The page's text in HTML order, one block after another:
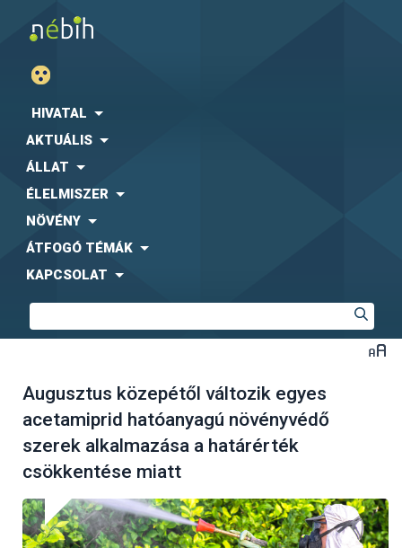
HIVATAL
AKTUÁLIS
ÁLLAT
ÉLELMISZER
NÖVÉNY
ÁTFOGÓ TÉMÁK
KAPCSOLAT
Augusztus közepétől változik egyes
acetamiprid hatóanyagú növényvédő
szerek alkalmazása a határérték
csökkentése miatt